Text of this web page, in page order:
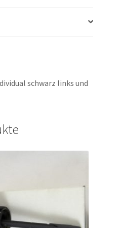
schwarz links und